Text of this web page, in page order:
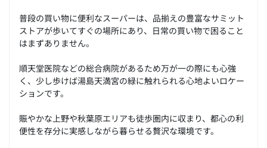
普段の買い物に便利なスーパーは、品揃えの豊富なサミット
ストアが歩いてすぐの場所にあり、日常の買い物で困ること
はまずありません。
順天堂医院などの総合病院があるため万が一の際にも心強
く、少し歩けば湯島天満宮の緑に触れられる心地よいロケー
ションです。
賑やかな上野や秋葉原エリアも徒歩圏内に収まり、都心の利
便性を存分に実感しながら暮らせる贅沢な環境です。